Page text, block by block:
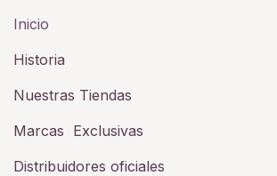
Inicio
Historia​
Nuestras Tiendas
Marcas Exclusivas
Distribuidores oficiales